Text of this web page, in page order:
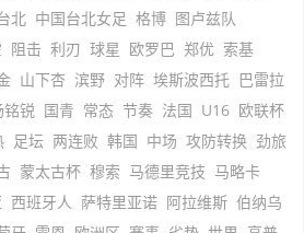
北 中国台北女足 格博 图卢兹队
阻击 利刃 球星 欧罗巴 郑优 索基
山下杏 滨野 对阵 埃斯波西托 巴雷拉
铭锐 国青 常态 节奏 法国 U16 欧联杯
足坛 两连败 韩国 中场 攻防转换 劲旅
蒙太古杯 穆索 马德里竞技 马略卡
西班牙人 萨特里亚诺 阿拉维斯 伯纳乌